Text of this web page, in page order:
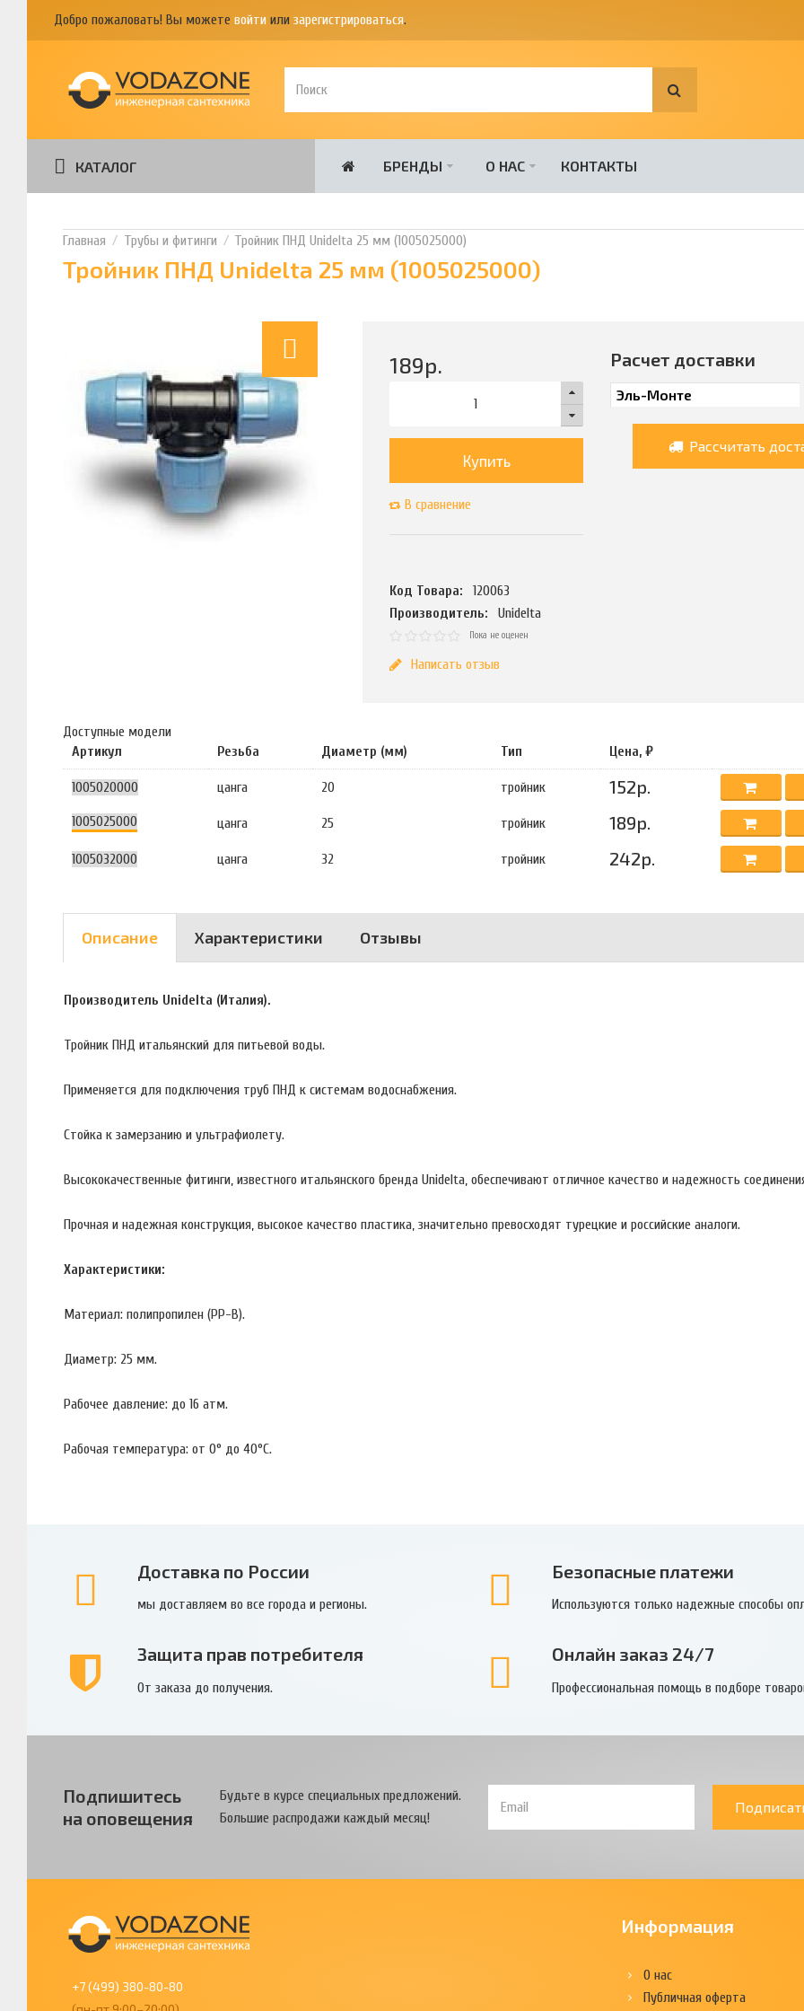
Добро пожаловать! Вы можете войти или зарегистрироваться.
КАТАЛОГ БРЕНДЫ О НАС КОНТАКТЫ
Трубы и фитинги Тройник ПНД Unidelta 25 мм (1005025000)
Тройник ПНД Unidelta 25 мм (1005025000)
189р.
Купить
В сравнение
Код Товара:
120063
Производитель:
Unidelta
Пока не оценен
Написать отзыв
Расчет доставки
Рассчитать
Доступные модели
Артикул
Резьба Диаметр (мм) Тип Цена, ₽
1005020000 цанга 20 тройник 152р.
1005025000 цанга 25 тройник 189р.
1005032000 цанга 32 тройник 242р.
Описание Характеристики Отзывы
Производитель Unidelta (Италия).
Тройник ПНД итальянский для питьевой воды.
Применяется для подключения труб ПНД к системам водоснабжения.
Стойка к замерзанию и ультрафиолету.
Высококачественные фитинги, известного итальянского бренда Unidelta, обеспечивают отличное качество и надежность
Прочная и надежная конструкция, высокое качество пластика, значительно превосходят турецкие и российские аналоги.
Характеристики:
Материал: полипропилен (PP-B).
Диаметр: 25 мм.
Рабочее давление: до 16 атм.
Рабочая температура: от 0° до 40°С.
Доставка по России
мы доставляем во все города и регионы.
Безопасные платежи
Используются только надежные способы
Защита прав потребителя
От заказа до получения.
Онлайн заказ 24/7
Профессиональная помощь в подборе
Подпишитесь
на оповещения
Будьте в курсе специальных предложений.
Большие распродажи каждый месяц!
+7 (499) 380-80-80
Информация
О нас
Публичная оферта